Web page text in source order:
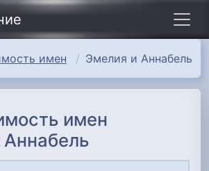
имен Эмелия и Аннабель
имен